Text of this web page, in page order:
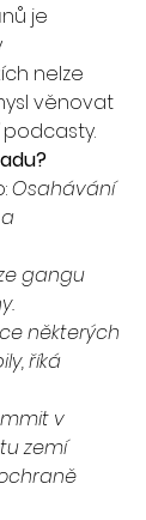
je
nelze
věnovat
Osahávání
gangu
některých
říká
v
zemí